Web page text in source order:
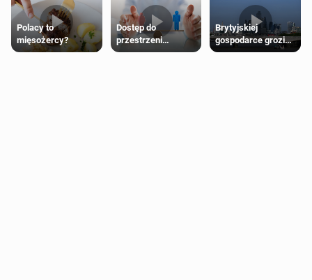
Polacy to
mięsożercy?
Dostęp do
przestrzeni
przeznaczonych
Brytyjskiej
gospodarce grozi
recesja, jeśli